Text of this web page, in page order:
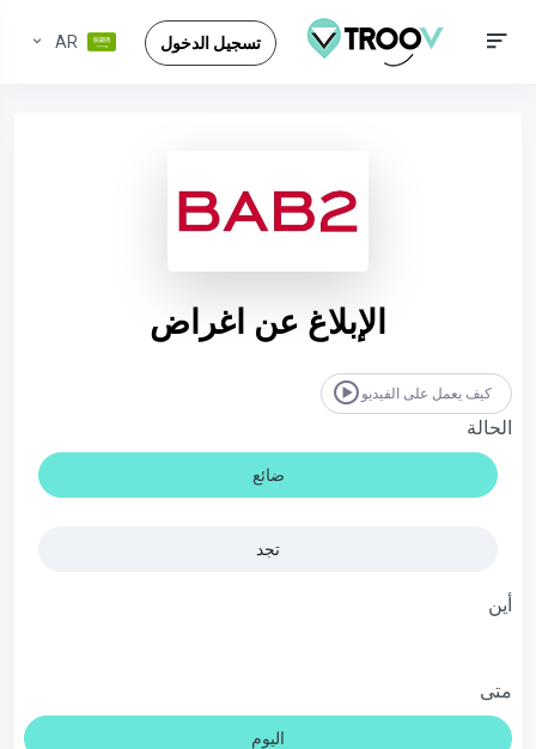
تسجيل الدخول AR
الإبلاغ عن اغراض
كيف يعمل على الفيديو
الحالة
ضائع
تجد
أين
متى
اليوم